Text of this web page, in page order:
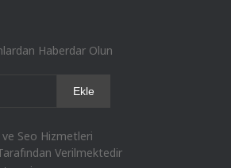
Haberdar Olun
ve Seo Hizmetleri
Verilmektedir